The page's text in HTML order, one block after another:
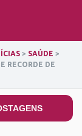
> SAÚDE >
RECORDE DE